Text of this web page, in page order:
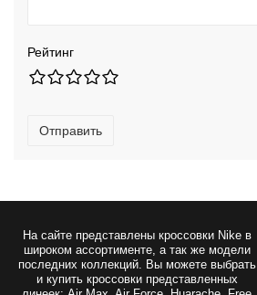
Рейтинг
Отправить
На сайте представлены кроссовки Nikeв
широком ассортименте, а так же модели
последних коллекций. Вы можете выбрать
и купить кроссовки представленных